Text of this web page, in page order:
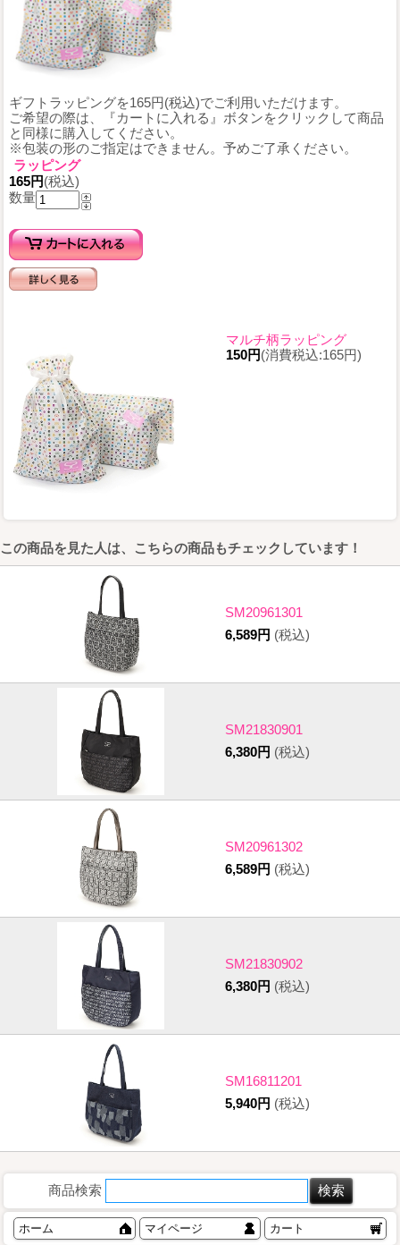
ギフトラッピングを165円(税込)でご利用いただけます。
ご希望の際は、『カートに入れる』ボタンをクリックして商品
と同様に購入してください。
※包装の形のご指定はできません。予めご了承ください。
ラッピング
165円(税込)
数量
マルチ柄ラッピング
150円(消費税込:165円)
この商品を見た人は、こちらの商品もチェックしています！
SM20961301
6,589円 (税込)
SM21830901
6,380円 (税込)
SM20961302
6,589円 (税込)
SM21830902
6,380円 (税込)
SM16811201
5,940円 (税込)
商品検索
ホーム マイページ カート